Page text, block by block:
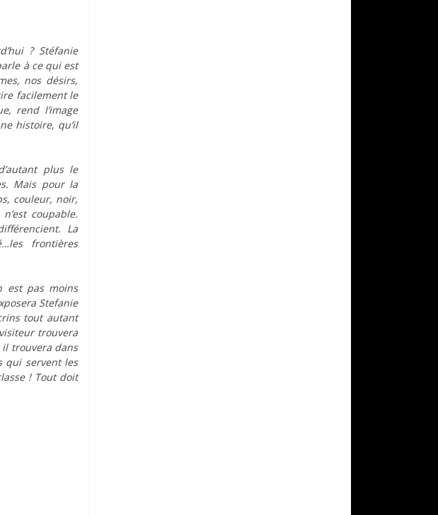
? Stéfanie
à ce qui est
nos désirs,
facilement le
rend l’image
histoire, qu’il
plus le
Mais pour la
couleur, noir,
coupable.
La
frontières
est pas moins
Stefanie
tout autant
trouvera
trouvera dans
qui servent les
! Tout doit